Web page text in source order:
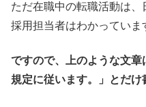
ただ在職中の転職活動は
採用担当者はわかっていま
ですので、上のような文
規定に従います。」とだけ